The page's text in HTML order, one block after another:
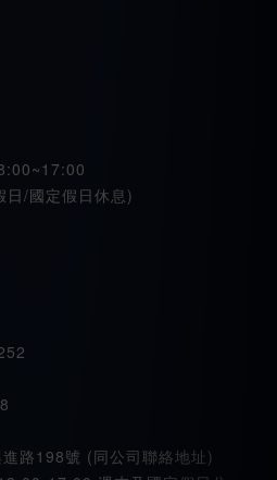
/國定假日休息)
路198號 (同公司聯絡地址)